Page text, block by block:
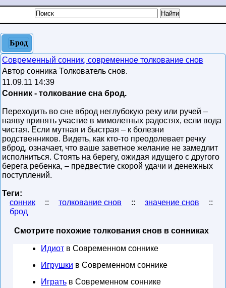
Брод
Современный сонник, современное толкование снов
Автор сонника Толкователь снов.
11.09.11 14:39
Сонник - толкование сна брод.
Переходить во сне вброд неглубокую реку или ручей –
наяву принять участие в мимолетных радостях, если вода
чистая. Если мутная и быстрая – к болезни
родственников. Видеть, как кто-то преодолевает речку
вброд, означает, что ваше заветное желание не замедлит
исполниться. Стоять на берегу, ожидая идущего с другого
берега ребенка, – предвестие скорой удачи и денежных
поступлений.
Теги:
сонник
:: толкование снов :: значение снов
::
брод
Смотрите похожие толкования снов в сонниках
Идиот в Современном соннике
Игрушки в Современном соннике
Играть в Современном соннике